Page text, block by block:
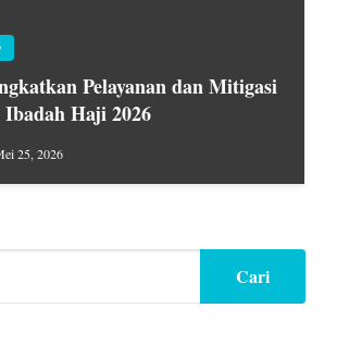
Pelayanan dan Mitigasi
Haji 2026
25, 2026
Cari